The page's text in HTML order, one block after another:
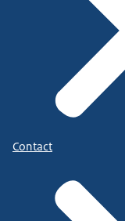
Contact